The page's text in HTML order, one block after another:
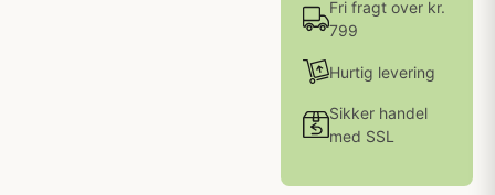
Fri fragt over kr.
799
Hurtig levering
Sikker handel
med SSL